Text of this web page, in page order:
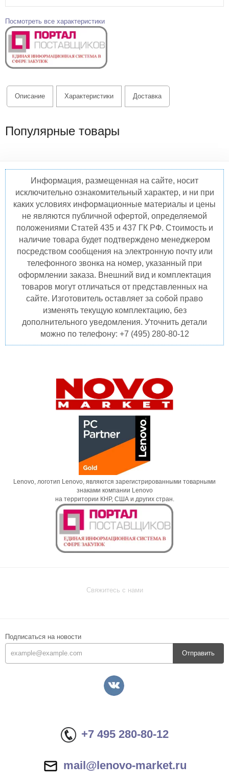
Посмотреть все характеристики
Описание Характеристики Доставка
Популярные товары
Информация, размещенная на сайте, носит
исключительно ознакомительный характер, и ни при
каких условиях информационные материалы и цены
не являются публичной офертой, определяемой
положениями Статей 435 и 437 ГК РФ. Стоимость и
наличие товара будет подтверждено менеджером
посредством сообщения на электронную почту или
телефонного звонка на номер, указанный при
оформлении заказа. Внешний вид и комплектация
товаров могут отличаться от представленных на
сайте. Изготовитель оставляет за собой право
изменять текущую комплектацию, без
дополнительного уведомления. Уточнить детали
можно по телефону: +7 (495) 280-80-12
Lenovo, логотип Lenovo, являются зарегистрированными товарными
знаками компании Lenovo
на территории КНР, США и других стран.
Свяжитесь с нами
Подписаться на новости
Отправить
+7 495 280-80-12
mail@lenovo-market.ru